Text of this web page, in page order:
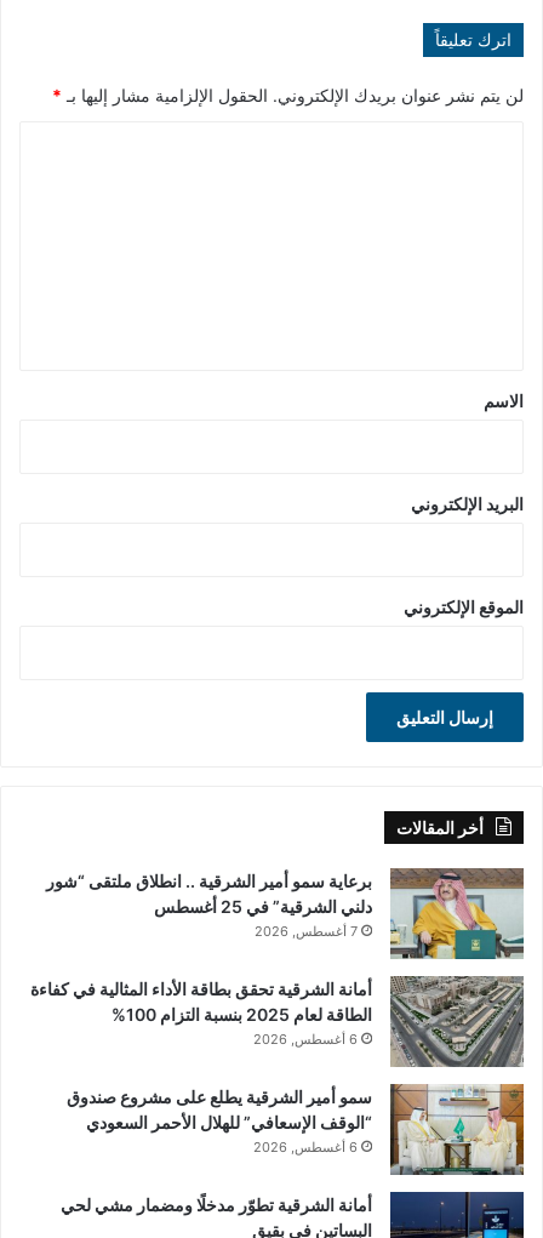
اترك تعليقاً
لن يتم نشر عنوان بريدك الإلكتروني. الحقول الإلزامية مشار إليها بـ *
*
الاسم
البريد الإلكتروني
الموقع الإلكتروني
أخر المقالات
برعاية سمو أمير الشرقية .. انطلاق ملتقى “شور
دلني الشرقية” في 25 أغسطس
7 أغسطس, 2026
أمانة الشرقية تحقق بطاقة الأداء المثالية في كفاءة
الطاقة لعام 2025 بنسبة التزام 100%
6 أغسطس, 2026
سمو أمير الشرقية يطلع على مشروع صندوق
“الوقف الإسعافي” للهلال الأحمر السعودي
6 أغسطس, 2026
أمانة الشرقية تطوّر مدخلًا ومضمار مشي لحي
البساتين في بقيق